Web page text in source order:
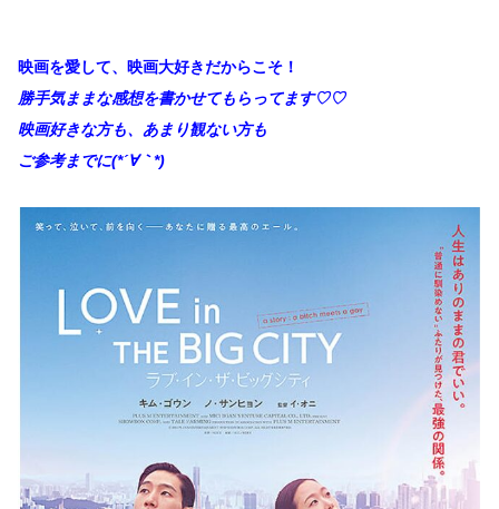
映画を愛して、映画大好きだからこそ！
勝手気ままな感想を書かせてもらってます♡♡
映画好きな方も、あまり観ない方も
ご参考までに(*´∀｀*)